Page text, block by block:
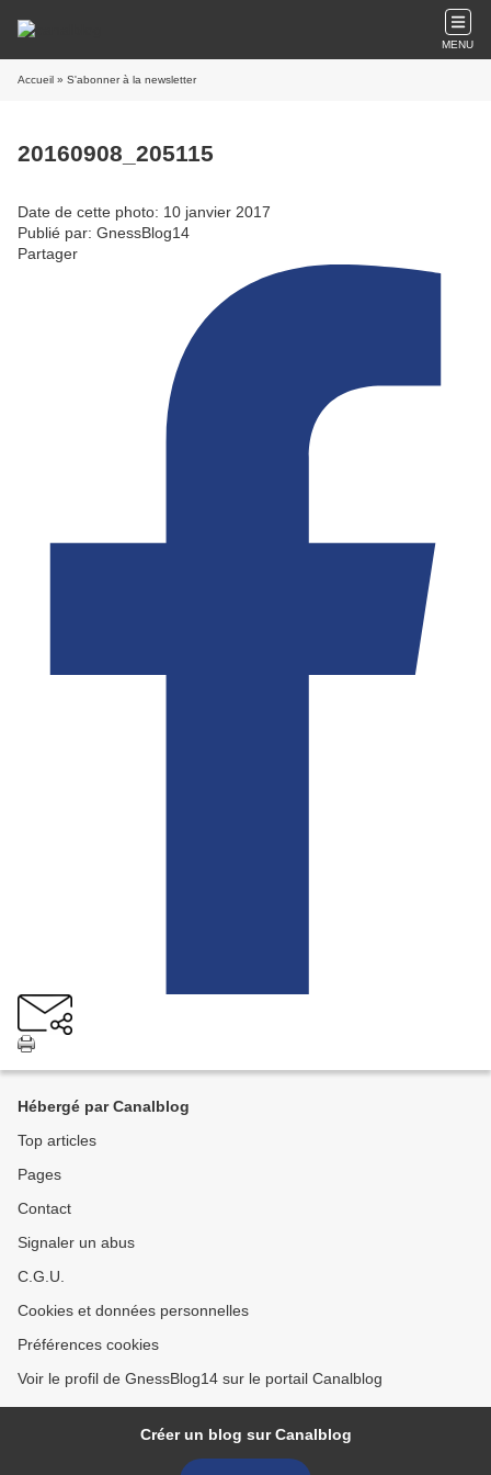
MENU
Accueil » S'abonner à la newsletter
20160908_205115
Date de cette photo: 10 janvier 2017
Publié par: GnessBlog14
Partager
Hébergé par Canalblog
Top articles
Pages
Contact
Signaler un abus
C.G.U.
Cookies et données personnelles
Préférences cookies
Voir le profil de GnessBlog14 sur le portail Canalblog
Créer un blog sur Canalblog